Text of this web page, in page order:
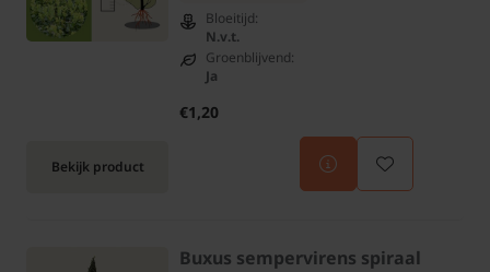
Bekijk product
Bloeitijd:
N.v.t.
Groenblijvend:
Ja
€1,20
Buxus sempervirens spiraal